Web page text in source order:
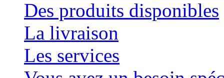
Des produits disponibles
La livraison
Les services